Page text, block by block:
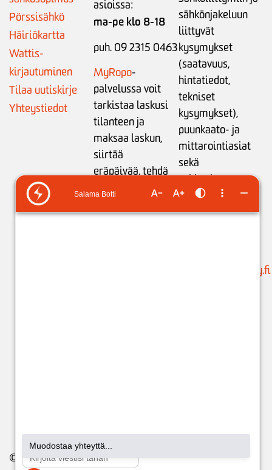
Pörssisähkö
Häiriökartta
Wattis-
kirjautuminen
Tilaa uutiskirje
Yhteystiedot
asioissa:
ma-pe klo 8-18
puh. 09 2315 0463
MyRopo-
palvelussa voit
tarkistaa laskusi
tilanteen ja
maksaa laskun,
siirtää
eräpäivää,tehdä
maksusuunnitelman
sähkönjakeluun
liittyvät
kysymykset
(saatavuus,
hintatiedot,
tekniset
kysymykset),
puunkaato- ja
mittarointiasiat
sekä
sähkönkäytön
neuvonta:
ma-pe klo 9-15
suunnittelu@issoy.fi
© 2026 Issoy. All Rights Reserved.